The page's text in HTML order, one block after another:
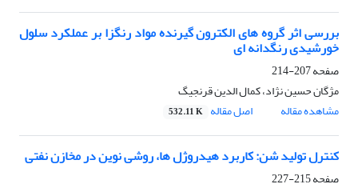
بررسی اثر گروه های الکترون گیرنده مواد رنگزا بر عملکرد سلول
خورشیدی رنگدانه ای
صفحه207-214
مژگان حسین نژاد، کمال الدین قرنجیگ
مشاهده مقاله
اصل مقاله 532.11 K
کنترل تولید شن: کاربرد هیدروژل ها، روشی نوین در مخازن نفتی
صفحه215-227